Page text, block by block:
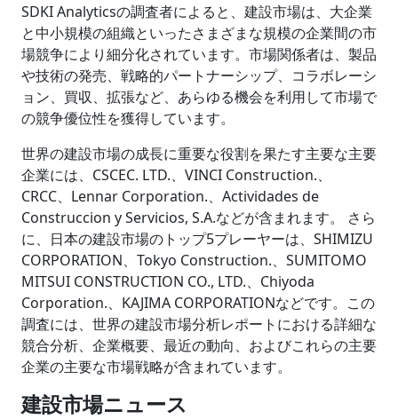
SDKI Analyticsの調査者によると、建設市場は、大企業
と中小規模の組織といったさまざまな規模の企業間の市
場競争により細分化されています。市場関係者は、製品
や技術の発売、戦略的パートナーシップ、コラボレーシ
ョン、買収、拡張など、あらゆる機会を利用して市場で
の競争優位性を獲得しています。
世界の建設市場の成長に重要な役割を果たす主要な主要
企業には、CSCEC. LTD.、VINCI Construction.、
CRCC、Lennar Corporation.、Actividades de
Construccion y Servicios, S.A.などが含まれます。 さら
に、日本の建設市場のトップ5プレーヤーは、SHIMIZU
CORPORATION、Tokyo Construction.、SUMITOMO
MITSUI CONSTRUCTION CO., LTD.、Chiyoda
Corporation.、KAJIMA CORPORATIONなどです。この
調査には、世界の建設市場分析レポートにおける詳細な
競合分析、企業概要、最近の動向、およびこれらの主要
企業の主要な市場戦略が含まれています。
建設市場ニュース